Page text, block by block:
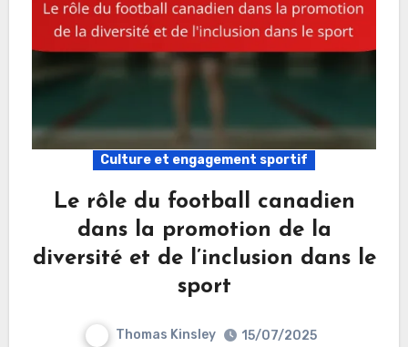
Culture et engagement sportif
Le rôle du football canadien
dans la promotion de la
diversité et de l’inclusion dans le
sport
Thomas Kinsley
15/07/2025